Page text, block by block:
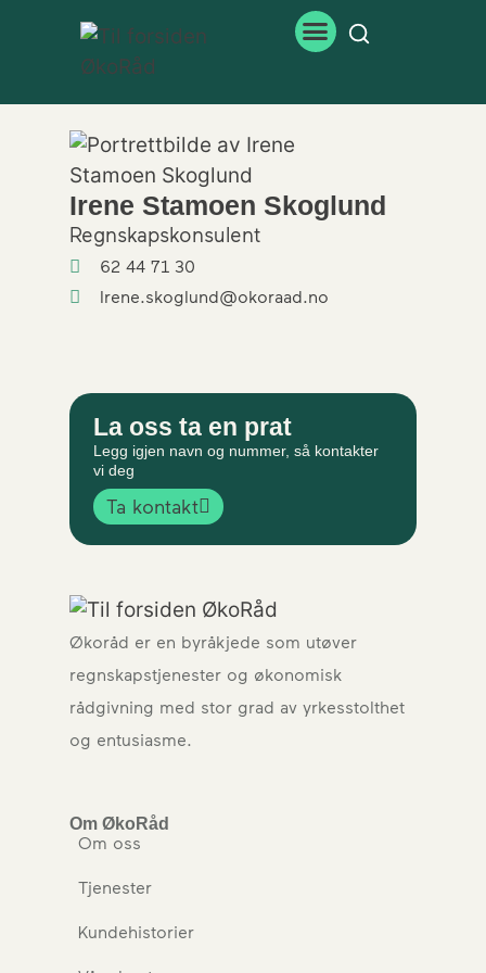
Irene Stamoen Skoglund
Regnskapskonsulent
62 44 71 30
Irene.skoglund@okoraad.no
La oss ta en prat
Legg igjen navn og nummer, så kontakter
vi deg
Ta kontakt
Økoråd er en byråkjede som utøver
regnskapstjenester og økonomisk
rådgivning med stor grad av yrkesstolthet
og entusiasme.
Om ØkoRåd
Om oss
Tjenester
Kundehistorier